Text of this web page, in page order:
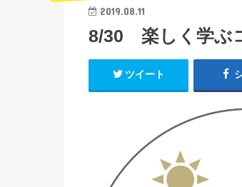
2019.08.11
8/30 楽しく学ぶ
ツイート